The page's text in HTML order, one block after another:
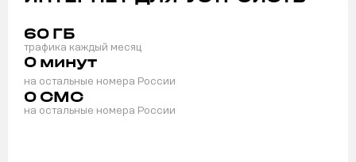
60 ГБ
трафика каждый месяц
0 минут
на остальные номера России
0 СМС
на остальные номера России